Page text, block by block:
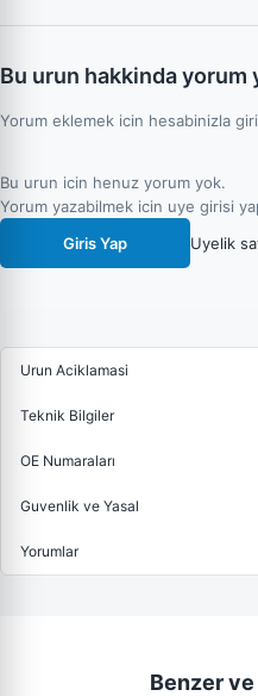
Bu urun hakkinda yorum
Yorum eklemek icin hesabinizla
Bu urun icin henuz yorum yok.
Yorum yazabilmek icin uye girisi
Giris Yap
Uyelik
Urun Aciklamasi
Teknik Bilgiler
OE Numaraları
Guvenlik ve Yasal
Yorumlar
Benzer